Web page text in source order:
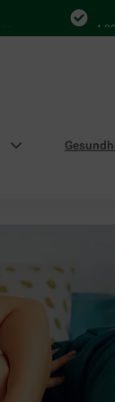
4.000